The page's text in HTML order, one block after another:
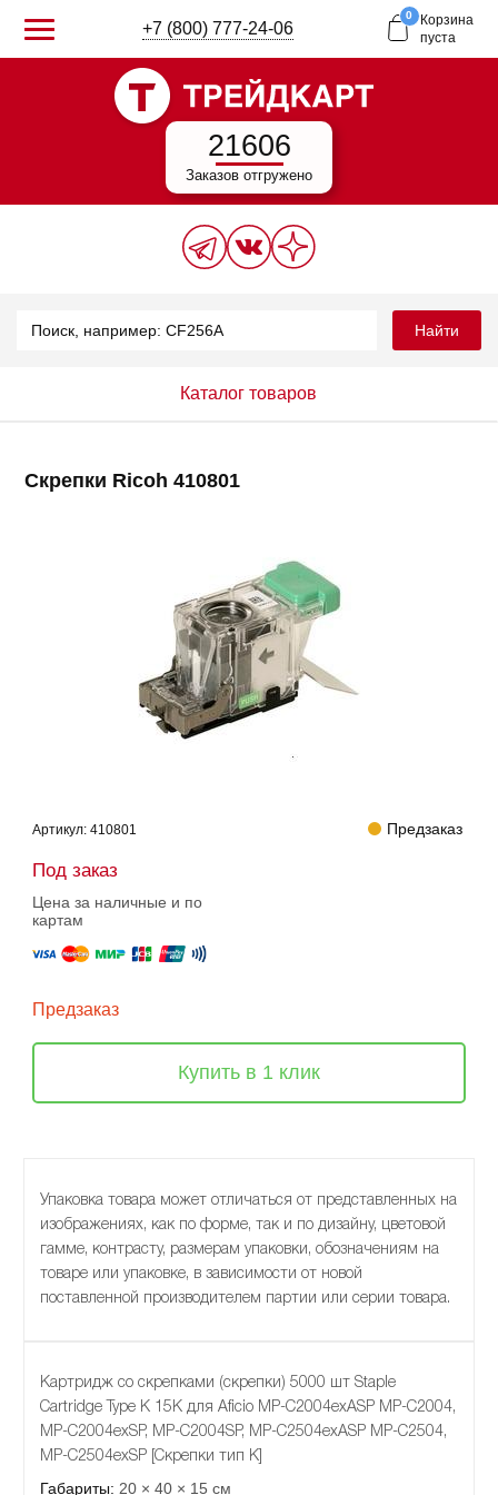
+7 (800) 777-24-06
0
Корзина
пуста
21606
Заказов отгружено
Найти
Каталог товаров
Скрепки Ricoh 410801
Артикул:410801 Предзаказ
Под заказ
Цена за наличные и по
картам
Предзаказ
Купить в 1 клик
Упаковка товара может отличаться от представленных на
изображениях, как по форме, так и по дизайну, цветовой
гамме, контрасту, размерам упаковки, обозначениям на
товаре или упаковке, в зависимости от новой
поставленной производителем партии или серии товара.
Картридж со скрепками (скрепки) 5000 шт Staple
Cartridge Type K 15К для Aficio MP-C2004exASP MP-C2004,
MP-C2004exSP, MP-C2004SP, MP-C2504exASP MP-C2504,
MP-C2504exSP [Скрепки тип K]
Габариты: 20 × 40 × 15 см